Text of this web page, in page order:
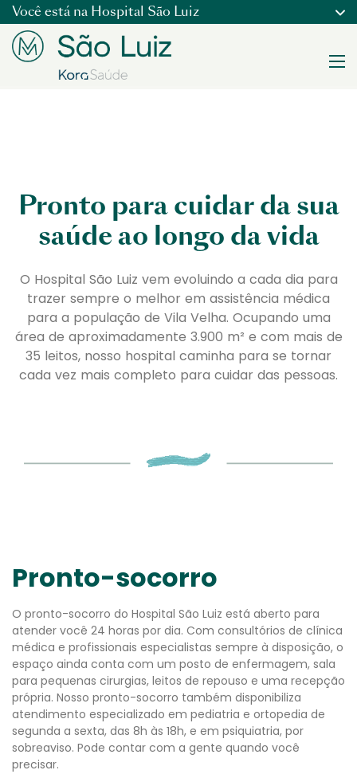
Você está na Hospital São Luiz
Pronto para cuidar da sua
saúde ao longo da vida
O Hospital São Luiz vem evoluindo a cada dia para
trazer sempre o melhor em assistência médica
para a população de Vila Velha. Ocupando uma
área de aproximadamente 3.900 m² e com mais de
35 leitos, nosso hospital caminha para se tornar
cada vez mais completo para cuidar das pessoas.
Pronto-socorro
O pronto-socorro do Hospital São Luiz está aberto para
atender você 24 horas por dia. Com consultórios de clínica
médica e profissionais especialistas sempre à disposição, o
espaço ainda conta com um posto de enfermagem, sala
para pequenas cirurgias, leitos de repouso e uma recepção
própria. Nosso pronto-socorro também disponibiliza
atendimento especializado em pediatria e ortopedia de
segunda a sexta, das 8h às 18h, e em psiquiatria, por
sobreaviso. Pode contar com a gente quando você
precisar.